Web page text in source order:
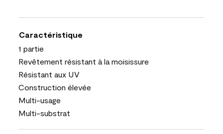
Caractéristique
1 partie
Revêtement résistant à la moisissure
Résistant aux UV
Construction élevée
Multi-usage
Multi-substrat